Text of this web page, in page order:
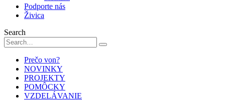
Podporte nás
Živica
Search
Prečo von?
NOVINKY
PROJEKTY
POMÔCKY
VZDELÁVANIE